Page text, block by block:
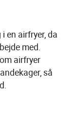
en airfryer, da
med.
airfryer
så